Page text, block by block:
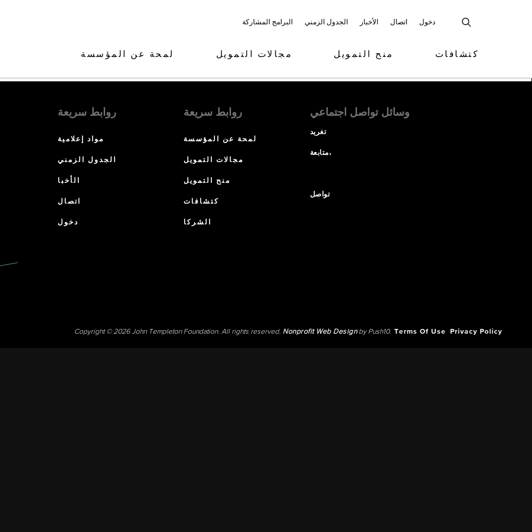
البرامج المشاركة الجدول الزمني الأخبار اتصال دخول
لمحة عن المؤسسة مجالات التمويل منح التمويل كتشافات
روابط سريعة
مواد إعلامية
الجدول الزمني
الأخبا
اتصال
دخول
روابط سريعة
لمحة عن المؤسسة
مجالات التمويل
منح التمويل
كتشافات
الشركا
وسائل تواصل اجتماعي
تغريد
متابعة،
تواصل
Copyright © 2026 John Templeton Foundation. All rights reserved. Nonprofit Web Designby Push10. Terms Of Use Privacy Policy